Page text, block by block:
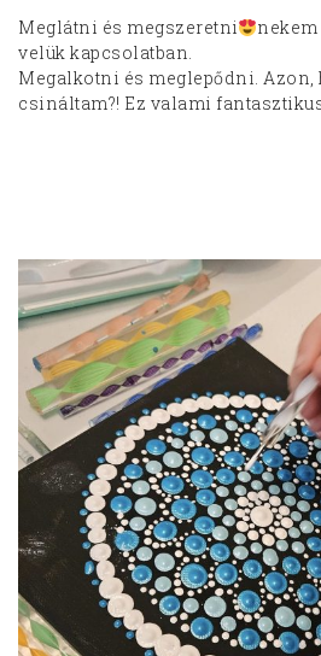
Meglátni és megszeretni
velük kapcsolatban.
Megalkotni és meglepődni. Azon,
csináltam?! Ez valami